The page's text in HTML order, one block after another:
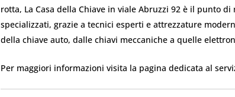
rotta, La Casa della Chiave in viale Abruzzi 92 è il punto
specializzati, grazie a tecnici esperti e attrezzature
della chiave auto, dalle chiavi meccaniche a quelle
Per maggiori informazioni visita la pagina dedicata al